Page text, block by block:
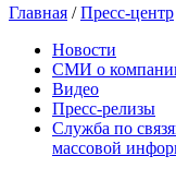
Главная /Пресс-центр
Новости
СМИ о
Видео
Пресс-релизы
Служба по
массовой